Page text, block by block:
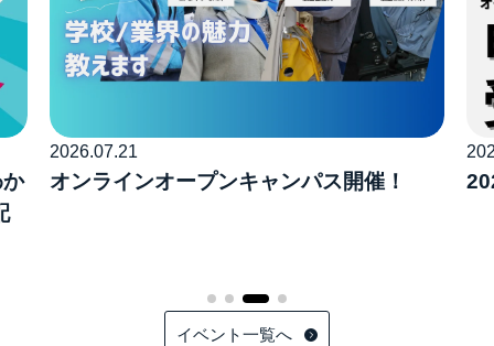
2026.07.21
オンラインオープンキャンパス開催！
イベント一覧へ